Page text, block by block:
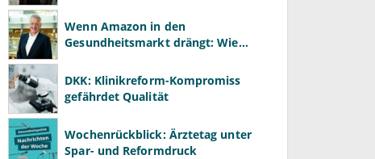
entstehen
Wenn Amazon in den
Gesundheitsmarkt drängt: Wie
bestehen können
DKK: Klinikreform-Kompromiss
gefährdet Qualität
Wochenrückblick: Ärztetag unter
Spar- und Reformdruck